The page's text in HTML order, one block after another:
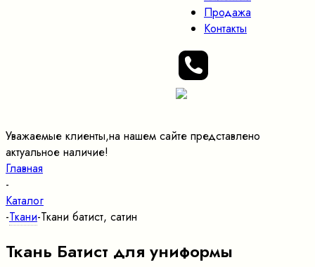
Продажа
Контакты
Уважаемые клиенты,на нашем сайте представлено
актуальное наличие!
Главная
-
Каталог
-Ткани-Ткани батист, сатин
Ткань Батист для униформы